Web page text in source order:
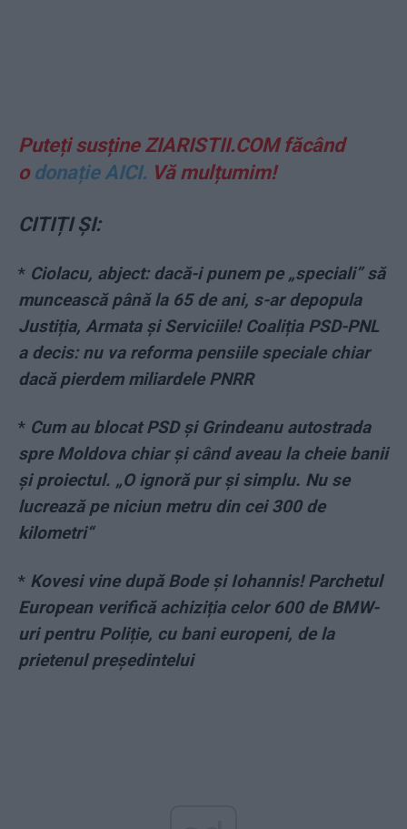
Puteți susține ZIARISTII.COM făcând
o donație AICI. Vă mulțumim!
CITIȚI ȘI:
* Ciolacu, abject: dacă-i punem pe „speciali” să
muncească până la 65 de ani, s-ar depopula
Justiția, Armata și Serviciile! Coaliția PSD-PNL
a decis: nu va reforma pensiile speciale chiar
dacă pierdem miliardele PNRR
* Cum au blocat PSD și Grindeanu autostrada
spre Moldova chiar și când aveau la cheie banii
și proiectul. „O ignoră pur și simplu. Nu se
lucrează pe niciun metru din cei 300 de
kilometri“
* Kovesi vine după Bode și Iohannis! Parchetul
European verifică achiziția celor 600 de BMW-
uri pentru Poliție, cu bani europeni, de la
prietenul președintelui